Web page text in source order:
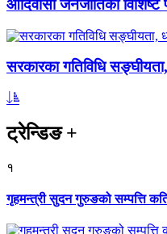
आदिवासी जनजातिको विशिष्ट
सरकारका गतिविधि
ट्रेन्डिङ+
१
गृहमन्त्री सुदन गुरुङको सम्पत्ति